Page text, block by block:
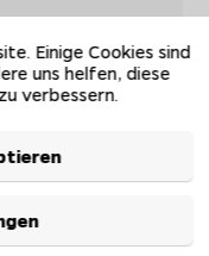
Einige Cookies sind
uns helfen, diese
verbessern.